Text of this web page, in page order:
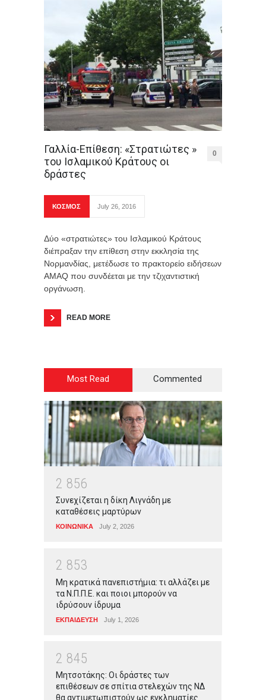
Γαλλία-Επίθεση: «Στρατιώτες »
του Ισλαμικού Κράτους οι
δράστες
0
ΚΟΣΜΟΣ July 26, 2016
Δύο «στρατιώτες» του Ισλαμικού Κράτους
διέπραξαν την επίθεση στην εκκλησία της
Νορμανδίας, μετέδωσε το πρακτορείο ειδήσεων
AMAQ που συνδέεται με την τζιχαντιστική
οργάνωση.
READ MORE
Most Read Commented
2 856
Συνεχίζεται η δίκη Λιγνάδη με
καταθέσεις μαρτύρων
ΚΟΙΝΩΝΙΚΑ July 2, 2026
2 853
Μη κρατικά πανεπιστήμια: τι αλλάζει με
τα Ν.Π.Π.Ε. και ποιοι μπορούν να
ιδρύσουν ίδρυμα
ΕΚΠΑΙΔΕΥΣΗ July 1, 2026
2 845
Μητσοτάκης: Οι δράστες των
επιθέσεων σε σπίτια στελεχών της ΝΔ
θα αντιμετωπιστούν ως εγκληματίες